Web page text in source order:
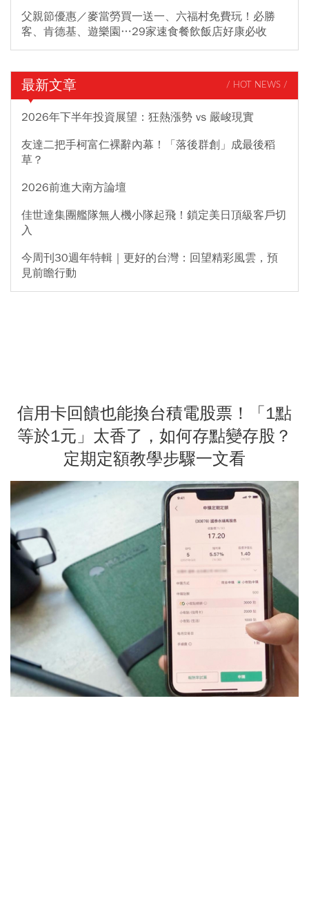
父親節優惠／麥當勞買一送一、六福村免費玩！必勝
客、肯德基、遊樂園…29家速食餐飲飯店好康必收
最新文章 / HOT NEWS /
2026年下半年投資展望：狂熱漲勢 vs 嚴峻現實
友達二把手柯富仁裸辭內幕！「落後群創」成最後稻
草？
2026前進大南方論壇
佳世達集團艦隊無人機小隊起飛！鎖定美日頂級客戶切
入
今周刊30週年特輯｜更好的台灣：回望精彩風雲，預
見前瞻行動
信用卡回饋也能換台積電股票！「1點
等於1元」太香了，如何存點變存股？
定期定額教學步驟一文看